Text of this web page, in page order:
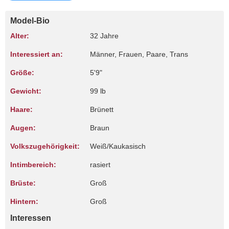
Model-Bio
Alter: 32 Jahre
Interessiert an: Männer, Frauen, Paare, Trans
Größe: 5'9"
Gewicht: 99 lb
Haare: Brünett
Augen: Braun
Volkszugehörigkeit: Weiß/Kaukasisch
Intimbereich: rasiert
Brüste: Groß
Hintern: Groß
Interessen